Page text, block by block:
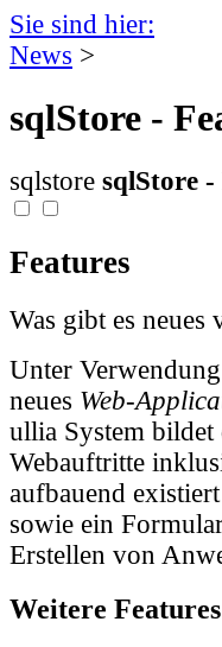
Sie sind hier:
News >
sqlStore -
sqlstore sqlStore -
Features
Was gibt es neues
Unter
neues Web-
ullia System
Webauftritte
aufbauend
sowie ein
Erstellen von
Weitere